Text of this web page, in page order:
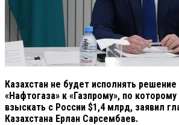
Казахстан не будет исполнять решение
«Нафтогаза» к «Газпрому», по которому
взыскать с России $1,4 млрд, заявил
Казахстана Ерлан Сарсембаев.